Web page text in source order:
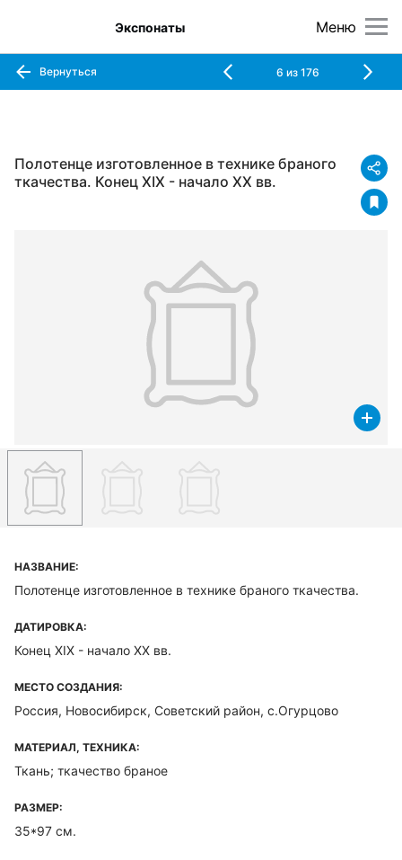
Меню
Экспонаты
Вернуться 6 из 176
Полотенце изготовленное в технике браного
ткачества. Конец XIX - начало XX вв.
НАЗВАНИЕ:
Полотенце изготовленное в технике браного ткачества.
ДАТИРОВКА:
Конец XIX - начало XX вв.
МЕСТО СОЗДАНИЯ:
Россия, Новосибирск, Советский район, с.Огурцово
МАТЕРИАЛ, ТЕХНИКА:
Ткань; ткачество браное
РАЗМЕР:
35*97 см.